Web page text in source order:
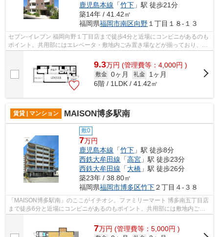
鹿児島本線 「竹下 」駅 徒歩21分
築14年 / 41.42㎡
福岡県福岡市南区向野 １丁目１８-１３
セブン-イレブン 福岡向野１丁目店まで徒歩4分と近場にコンビニがあるのも
ポイント。共用部にはエレベータ・敷地内ごみ置き場などが揃っており、と
ても充実しています。こちらの物件は...
9.3万円 (管理費等：4,000円 )
敷金 0ヶ月 礼金
1ヶ月
6階 / 1LDK / 41.42㎡
賃貸 | マンション MAISON博多駅南
敷0
7万円
鹿児島本線 「竹下 」駅 徒歩8分
西鉄大牟田線 「高宮 」駅 徒歩23分
西鉄大牟田線 「大橋 」駅 徒歩26分
築23年 / 38.80㎡
福岡県福岡市博多区竹下２丁目４-３８
「MAISON博多駅南」のここがイチオシ。ファミリーマート 博多南五丁目店
まで徒歩6分と近場にコンビニがあるのもポイント。共用部には敷地内ごみ
置き場・エレベータなどが備わっており...
7万円 (管理費等：5,000円 )